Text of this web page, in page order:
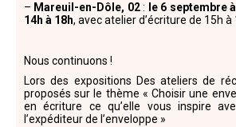
– Mareuil-en-Dôle, 02:
le 6 septembre
14h à 18h, avec atelier d’écriture de 15h à
Nous continuons !
Lors des expositions Des ateliers de
proposés sur le thème « Choisir une
en écriture ce qu’elle vous inspire
l’expéditeur de l’enveloppe »